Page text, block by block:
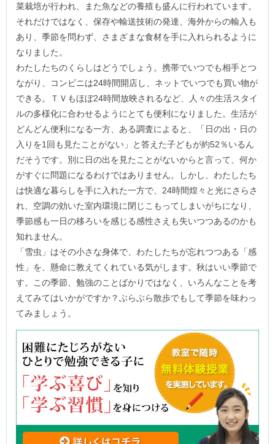
菜栽培が行われ、また魚などの養殖も盛んに行われています。
それだけではなく、保存や輸送技術の発達、海外からの輸入も
あり、季節を問わず、さまざまな食材を手に入れられるように
なりました。
わたしたちのくらしはどうでしょう。携帯でいつでも相手とつ
ながり、コンビニは24時間開店し、ネットでいつでも買い物が
できる。ＴＶもほぼ24時間放映されるなど、人々の生活スタイ
ルの多様化に合わせるようにとても便利になりました。生活が
どんどん便利になる一方、ある調査によると、「日の出・日の
入りを1回も見たことがない」と答えた子どもが約52％いるん
だそうです。別に日の出を見たことがないからと言って、何か
がすぐに問題になるわけではありません。しかし、わたしたち
は快適な暮らしを手に入れた一方で、24時間煌々と光にさらさ
れ、空調の効いた室内環境に閉じこもってしまいがちになり、
季節感も一日の移ろいを感じる感性さえも失いつつあるのかも
知れません。
「雪虫」はその小さな身体で、わたしたちが忘れつつある「感
性」を、懸命に教えてくれている気がします。秋はいい季節で
す。この季節、勉強のことばかりではなく、いろんなことを考
えてみてはいかがですか？ぶらぶら散歩でもして季節を味わっ
てみましょう。